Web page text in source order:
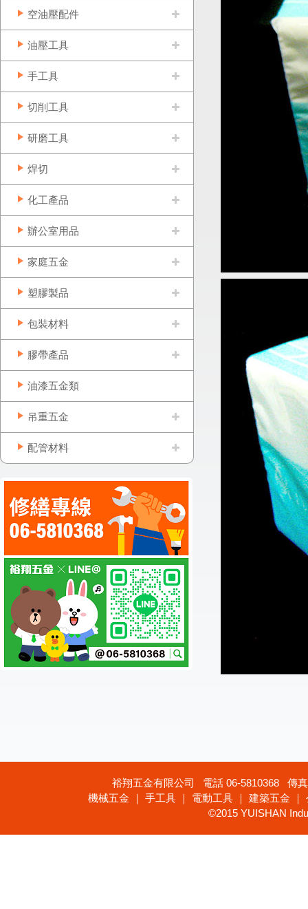
空油壓配件
油壓工具
手工具
切削工具
研磨工具
焊切
化工產品
辦公室用品
家庭五金
塑膠製品
包裝材料
膠帶產品
油漆五金類
吊重五金
配管材料
裕翔五金有限公司 電話 06-5810368 傳
機械五金 ｜ 手工具 ｜ 電動工具 ｜ 建築五金
©2015 YUISHAN